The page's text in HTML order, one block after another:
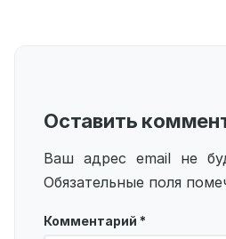
Оставить
Ваш адрес email не
Обязательные поля
Комментарий *